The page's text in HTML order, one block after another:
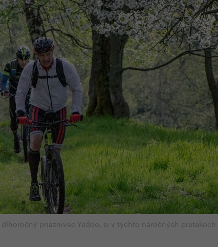
dlhoročný priaznivec Yedoo, si v týchto náročných pretekoch